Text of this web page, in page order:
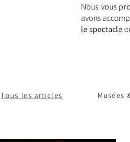
Nous vous
avons
le spectacle
Tous les articles Musées